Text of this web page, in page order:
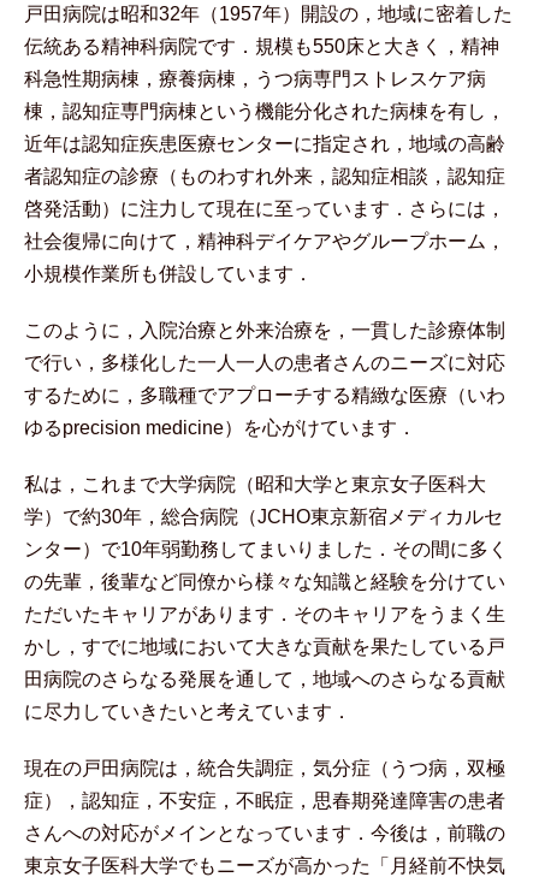
戸田病院は昭和32年（1957年）開設の，地域に密着した
伝統ある精神科病院です．規模も550床と大きく，精神
科急性期病棟，療養病棟，うつ病専門ストレスケア病
棟，認知症専門病棟という機能分化された病棟を有し，
近年は認知症疾患医療センターに指定され，地域の高齢
者認知症の診療（ものわすれ外来，認知症相談，認知症
啓発活動）に注力して現在に至っています．さらには，
社会復帰に向けて，精神科デイケアやグループホーム，
小規模作業所も併設しています．
このように，入院治療と外来治療を，一貫した診療体制
で行い，多様化した一人一人の患者さんのニーズに対応
するために，多職種でアプローチする精緻な医療（いわ
ゆるprecision medicine）を心がけています．
私は，これまで大学病院（昭和大学と東京女子医科大
学）で約30年，総合病院（JCHO東京新宿メディカルセ
ンター）で10年弱勤務してまいりました．その間に多く
の先輩，後輩など同僚から様々な知識と経験を分けてい
ただいたキャリアがあります．そのキャリアをうまく生
かし，すでに地域において大きな貢献を果たしている戸
田病院のさらなる発展を通して，地域へのさらなる貢献
に尽力していきたいと考えています．
現在の戸田病院は，統合失調症，気分症（うつ病，双極
症），認知症，不安症，不眠症，思春期発達障害の患者
さんへの対応がメインとなっています．今後は，前職の
東京女子医科大学でもニーズが高かった「月経前不快気